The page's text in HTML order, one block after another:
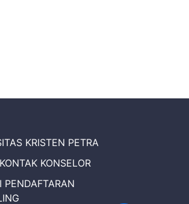
KRISTEN PETRA
KONSELOR
PENDAFTARAN